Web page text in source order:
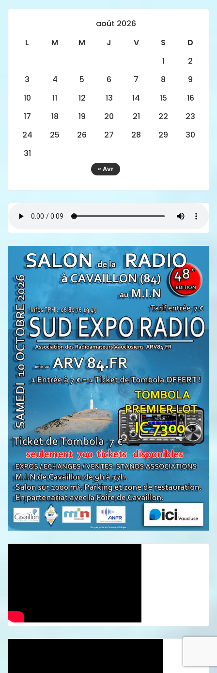
août 2026
L
M M J V S
D
1
2
3
4 5 6 7 8
9
10
11 12 13 14 15
16
17
18 19 20 21 22
23
24
25 26 27 28 29
30
31
« Avr